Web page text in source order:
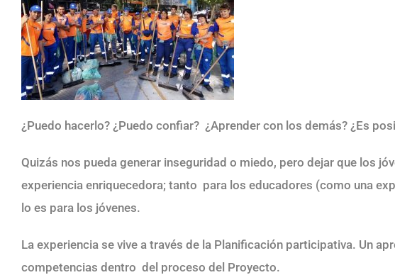
¿Puedo hacerlo? ¿Puedo confiar? ¿Aprender con los demás? ¿Es
Quizás nos pueda generar inseguridad o miedo, pero dejar que los
experiencia enriquecedora; tanto para los educadores (como una
lo es para los jóvenes.
La experiencia se vive a través de la Planificación participativa. Un
competencias dentro del proceso del Proyecto.